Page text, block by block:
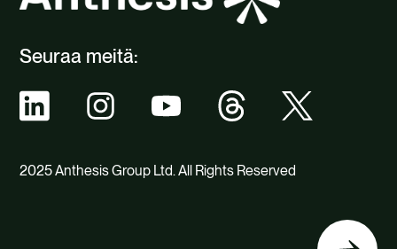
Seuraa meitä:
2025 Anthesis Group Ltd. All Rights Reserved